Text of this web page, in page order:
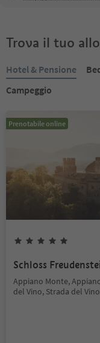
Trova il tuo
Hotel & Pensione
Campeggio
Prenotabile online
Schloss
Appiano Monte,
del Vino, Strada del Vino